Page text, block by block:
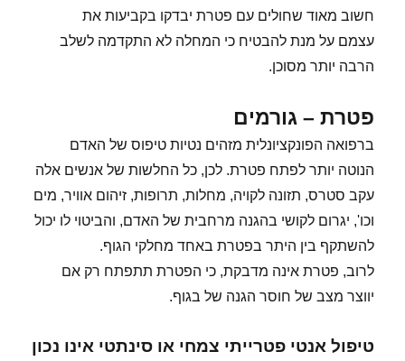
חשוב מאוד שחולים עם פטרת יבדקו בקביעות את
עצמם על מנת להבטיח כי המחלה לא התקדמה לשלב
הרבה יותר מסוכן.
פטרת – גורמים
ברפואה הפונקציונלית מזהים נטיות טיפוס של האדם
הנוטה יותר לפתח פטרת. לכן, כל החלשות של אנשים אלה
עקב סטרס, תזונה לקויה, מחלות, תרופות, זיהום אוויר, מים
וכו', יגרום לקושי בהגנה מרחבית של האדם, והביטוי לו יכול
להשתקף בין היתר בפטרת באחד מחלקי הגוף.
לרוב, פטרת אינה מדבקת, כי הפטרת תתפתח רק אם
יווצר מצב של חוסר הגנה של בגוף.
טיפול אנטי פטרייתי צמחי או סינתטי אינו נכון